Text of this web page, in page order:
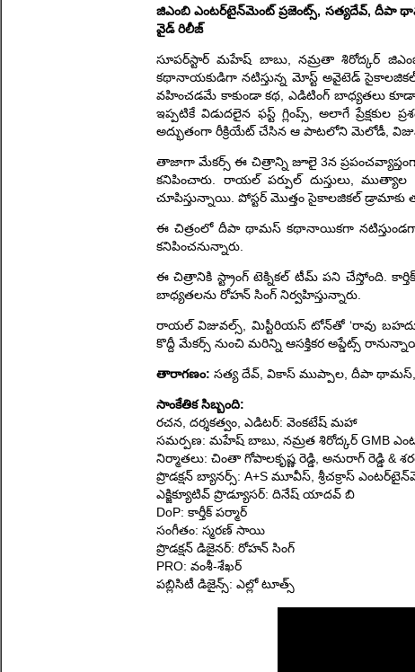
జిఎంబి ఎంటర్‌టైన్‌మెంట్ ప్రజెంట్స్, సత్యదేవ్, దీపా
వైడ్ రిలీజ్
సూపర్‌స్టార్ మహేష్ బాబు, నమ్రతా శిరోద్కర్‌
కథానాయకుడిగా నటిస్తున్న మోస్ట్ అవైటెడ్ సైకాలజికల్
వహించడమే కాకుండా కథ, ఎడిటింగ్ బాధ్యతలు కూడా
ఇప్పటికే విడుదలైన ఫస్ట్ గ్లింప్స్, అలాగే
అద్భుతంగా రీక్రియేట్ చేసిన ఆ పాటలోని మెలోడీ,
తాజాగా మేకర్స్ ఈ చిత్రాన్ని జూలై 3న
కనిపించారు. రాయల్ పర్పుల్ దుస్తులు,
చూపిస్తున్నాయి. పోస్టర్ మొత్తం సైకాలజికల్ డ్రామాకు
ఈ చిత్రంలో దీపా థామస్ కథానాయికగా
కనిపించనున్నారు.
ఈ చిత్రానికి స్ట్రాంగ్ టెక్నికల్ టీమ్ పని చేస్తోంది.
బాధ్యతలను రోహన్ సింగ్ నిర్వహిస్తున్నారు.
రాయల్ విజువల్స్, మిస్టీరియస్ టోన్‌తో ‘రావు
కొద్దీ మేకర్స్ నుంచి మరిన్ని ఆసక్తికర అప్డేట్స్
తారాగణం: సత్య దేవ్, వికాస్ ముప్పాల, దీపా
సాంకేతిక సిబ్బంది:
రచన, దర్శకత్వం, ఎడిటర్: వెంకటేష్ మహా
సమర్పణ: మహేష్ బాబు, నమ్రత శిరోద్కర్ GMB
నిర్మాతలు: చింతా గోపాలకృష్ణ రెడ్డి, అనురాగ్ రెడ్డి &
ప్రొడక్షన్ బ్యానర్స్: A+S మూవీస్, శ్రీచక్రాస్
ఎక్జిక్యూటివ్ ప్రొడ్యూసర్: దినేష్ యాదవ్ బి
DoP: కార్తీక్ పర్మార్
సంగీతం: స్మరణ్ సాయి
ప్రొడక్షన్ డిజైనర్: రోహన్ సింగ్
PRO: వంశీ-శేఖర్
పబ్లిసిటీ డిజైన్స్: ఎల్లో టూత్స్